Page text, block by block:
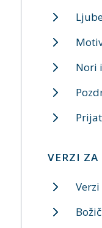
Nori
VERZI ZA